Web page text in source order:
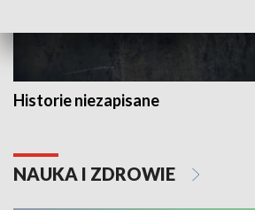
Historie niezapisane
NAUKA I ZDROWIE